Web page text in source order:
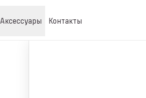
Аксессуары Контакты